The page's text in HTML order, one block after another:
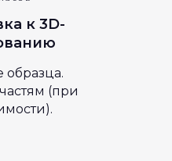
к 3D-
образца.
(при